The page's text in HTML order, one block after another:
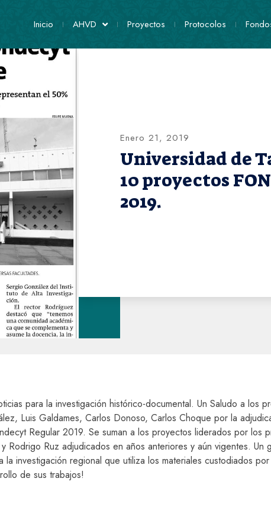
Inicio AHVD Proyectos Protocolos
Enero 21, 2019
Universidad de
10 proyectos
2019.
para la investigación histórico-documental. Un Saludo a los
Luis Galdames, Carlos Donoso, Carlos Choque por la
Regular 2019. Se suman a los proyectos liderados por los
Rodrigo Ruz adjudicados en años anteriores y aún vigentes. Un
la investigación regional que utiliza los materiales custodiados
de sus trabajos!